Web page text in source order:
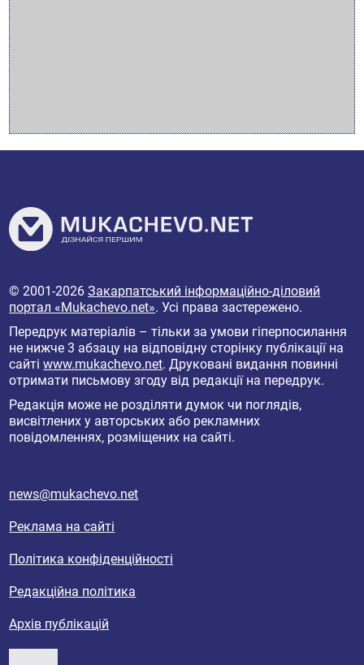
© 2001-2026Закарпатський інформаційно-діловий
портал «Mukachevo.net». Усі права застережено.
Передрук матеріалів – тільки за умови гіперпосилання
не нижче 3 абзацу на відповідну сторінку публікації на
сайтіwww.mukachevo.net. Друковані видання повинні
отримати письмову згоду від редакції на передрук.
Редакція може не розділяти думок чи поглядів,
висвітлених у авторських або рекламних
повідомленнях, розміщених на сайті.
news@mukachevo.net
Реклама на сайті
Політика конфіденційності
Редакційна політика
Архів публікацій